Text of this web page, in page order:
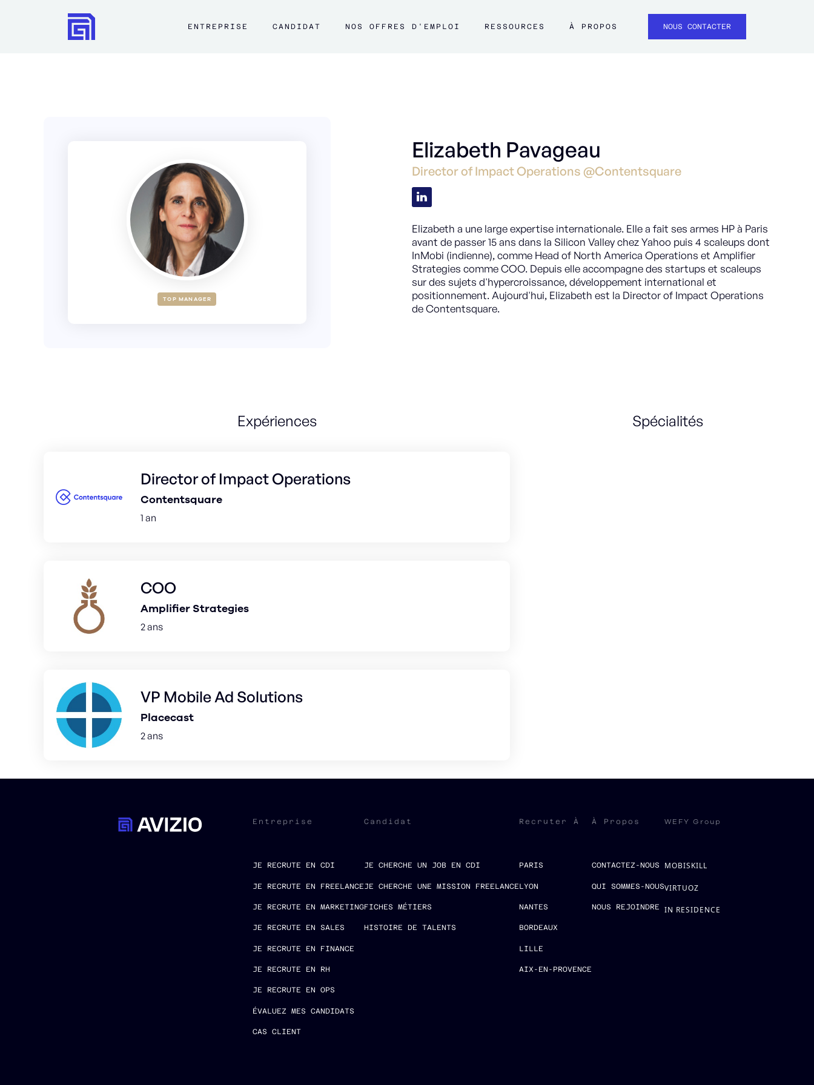
ENTREPRISE CANDIDAT NOS OFFRES D'EMPLOI RESSOURCES À PROPOS NOUS CONTACTER
TOP MANAGER
Elizabeth Pavageau
Director of Impact Operations @Contentsquare
Elizabeth a une large expertise internationale. Elle a fait ses armes HP à Paris
avant de passer 15 ans dans la Silicon Valley chez Yahoo puis 4 scaleups dont
InMobi (indienne), comme Head of North America Operations et Amplifier
Strategies comme COO. Depuis elle accompagne des startups et scaleups
sur des sujets d'hypercroissance, développement international et
positionnement. Aujourd'hui, Elizabeth est la Director of Impact Operations
de Contentsquare.
Expériences
Director of Impact Operations
Contentsquare
1 an
COO
Amplifier Strategies
2 ans
VP Mobile Ad Solutions
Placecast
2 ans
Spécialités
Entreprise
JE RECRUTE EN CDI
JE RECRUTE EN FREELANCE
JE RECRUTE EN MARKETING
JE RECRUTE EN SALES
JE RECRUTE EN FINANCE
JE RECRUTE EN RH
JE RECRUTE EN OPS
ÉVALUEZ MES CANDIDATS
CAS CLIENT
Candidat
JE CHERCHE UN JOB EN CDI
JE CHERCHE UNE MISSION FREELANCE
FICHES MÉTIERS
HISTOIRE DE TALENTS
Recruter À
PARIS
LYON
NANTES
BORDEAUX
LILLE
AIX-EN-PROVENCE
À Propos
CONTACTEZ-NOUS
QUI SOMMES-NOUS
NOUS REJOINDRE
WEFY Group
MOBISKILL
VIRTUOZ
IN RESIDENCE